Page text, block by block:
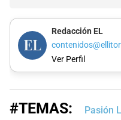
Redacción EL
Ver Perfil
#TEMAS: Pasión